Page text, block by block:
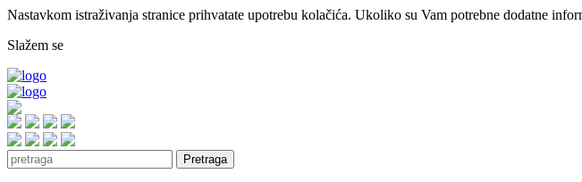
Nastavkom istraživanja stranice prihvatate upotrebu kolačića. Ukoliko su Vam potrebne dodatne
Slažem se
Pretraga